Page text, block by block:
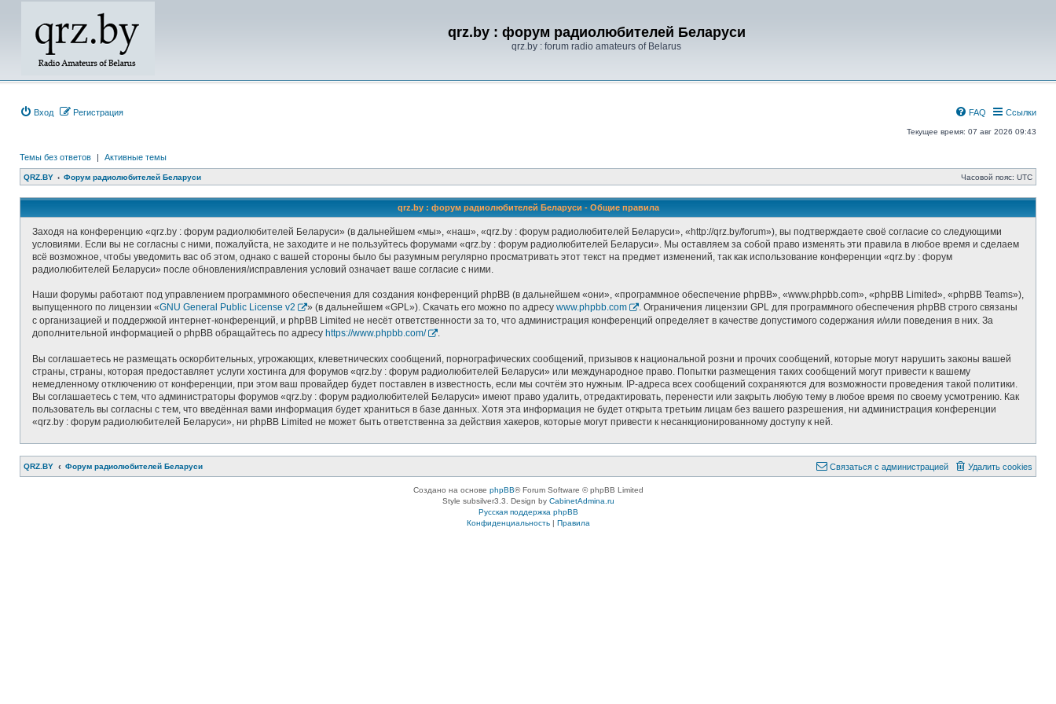
qrz.by : форум радиолюбителей Беларуси
qrz.by : forum radio amateurs of Belarus
Вход Регистрация Ссылки
FAQ
Текущее время: 07 авг 2026 09:43
Темы без ответов | Активные темы
QRZ.BY Форум радиолюбителей Беларуси Часовой пояс: UTC
qrz.by : форум радиолюбителей Беларуси - Общие правила
Заходя на конференцию «qrz.by : форум радиолюбителей Беларуси» (в дальнейшем «мы», «наш», «qrz.by : форум радиолюбителей Беларуси», «http://qrz.by/forum»), вы подтверждаете своё согласие со следующими
условиями. Если вы не согласны с ними, пожалуйста, не заходите и не пользуйтесь форумами «qrz.by : форум радиолюбителей Беларуси». Мы оставляем за собой право изменять эти правила в любое время и сделаем
всё возможное, чтобы уведомить вас об этом, однако с вашей стороны было бы разумным регулярно просматривать этот текст на предмет изменений, так как использование конференции «qrz.by : форум
радиолюбителей Беларуси» после обновления/исправления условий означает ваше согласие с ними.
Наши форумы работают под управлением программного обеспечения для создания конференций phpBB (в дальнейшем «они», «программное обеспечение phpBB», «www.phpbb.com», «phpBB Limited», «phpBB Teams»),
выпущенного по лицензии «GNU General Public License v2 » (в дальнейшем «GPL»). Скачать его можно по адресу www.phpbb.com
. Ограничения лицензии GPL для программного обеспечения phpBB строго связаны
с организацией и поддержкой интернет-конференций, и phpBB Limited не несёт ответственности за то, что администрация конференций определяет в качестве допустимого содержания и/или поведения в них. За
дополнительной информацией о phpBB обращайтесь по адресу https://www.phpbb.com/ .
Вы соглашаетесь не размещать оскорбительных, угрожающих, клеветнических сообщений, порнографических сообщений, призывов к национальной розни и прочих сообщений, которые могут нарушить законы вашей
страны, страны, которая предоставляет услуги хостинга для форумов «qrz.by : форум радиолюбителей Беларуси» или международное право. Попытки размещения таких сообщений могут привести к вашему
немедленному отключению от конференции, при этом ваш провайдер будет поставлен в известность, если мы сочтём это нужным. IP-адреса всех сообщений сохраняются для возможности проведения такой политики.
Вы соглашаетесь с тем, что администраторы форумов «qrz.by : форум радиолюбителей Беларуси» имеют право удалить, отредактировать, перенести или закрыть любую тему в любое время по своему усмотрению. Как
пользователь вы согласны с тем, что введённая вами информация будет храниться в базе данных. Хотя эта информация не будет открыта третьим лицам без вашего разрешения, ни администрация конференции
«qrz.by : форум радиолюбителей Беларуси», ни phpBB Limited не может быть ответственна за действия хакеров, которые могут привести к несанкционированному доступу к ней.
QRZ.BY Форум радиолюбителей Беларуси Удалить cookies
Связаться с администрацией
Создано на основе phpBB® Forum Software © phpBB Limited
Style subsilver3.3. Design by CabinetAdmina.ru
Русская поддержка phpBB
Конфиденциальность| Правила